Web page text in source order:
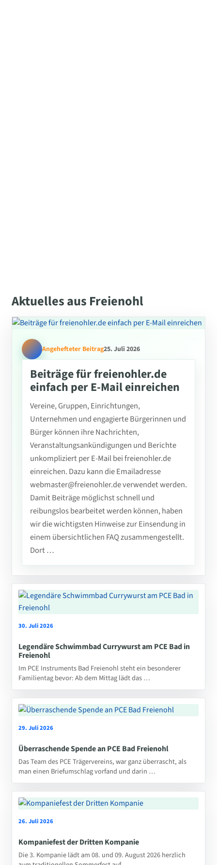
Aktuelles aus Freienohl
Angehefteter Beitrag25. Juli 2026
Beiträge für freienohler.de
einfach per E-Mail einreichen
Vereine, Gruppen, Einrichtungen,
Unternehmen und engagierte Bürgerinnen und
Bürger können ihre Nachrichten,
Veranstaltungsankündigungen und Berichte
unkompliziert per E-Mail bei freienohler.de
einreichen. Dazu kann die Emailadresse
webmaster@freienohler.de verwendet werden.
Damit Beiträge möglichst schnell und
reibungslos bearbeitet werden können, haben
wir die wichtigsten Hinweise zur Einsendung in
einem übersichtlichen FAQ zusammengestellt.
Dort …
30. Juli 2026
Legendäre Schwimmbad Currywurst am PCE Bad in
Freienohl
Im PCE Instruments Bad Freienohl steht ein besonderer
Familientag bevor: Ab dem Mittag lädt das …
29. Juli 2026
Überraschende Spende an PCE Bad Freienohl
Das Team des PCE Trägervereins, war ganz überrascht, als
man einen Briefumschlag vorfand und darin …
26. Juli 2026
Kompaniefest der Dritten Kompanie
Die 3. Kompanie lädt am 08. und 09. August 2026 herzlich